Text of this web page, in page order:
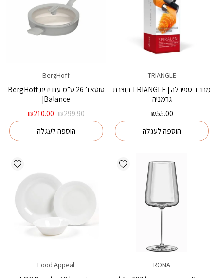
TRIANGLE
מחדד ספירלה | TRIANGLE תוצרת
גרמניה
₪55.00
הוספה לעגלה
BergHoff
סוטאז’ 26 ס”מ עם ידית BergHoff
|Balance
₪299.90
המחיר
המקורי
היה:
₪299.90.
₪210.00
הנוכחי
₪210.00.
הוספה לעגלה
Add wishlist
RONA
Food Appeal